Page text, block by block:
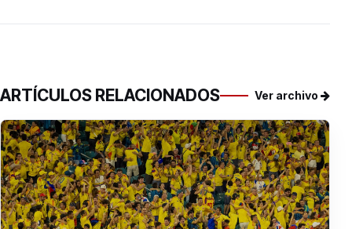
ARTÍCULOS RELACIONADOS Ver archivo